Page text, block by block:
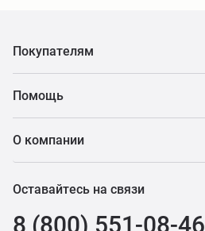
Покупателям
Помощь
О компании
Оставайтесь на связи
8 (800) 551-08-46